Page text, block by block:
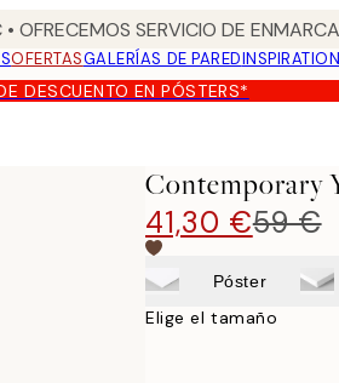
OFRECEMOS SERVICIO DE
OFERTASGALERÍAS DE PARED
DESCUENTO EN PÓSTERS*
Contemporary
41,30 €59 €
Póster
Elige el tamaño